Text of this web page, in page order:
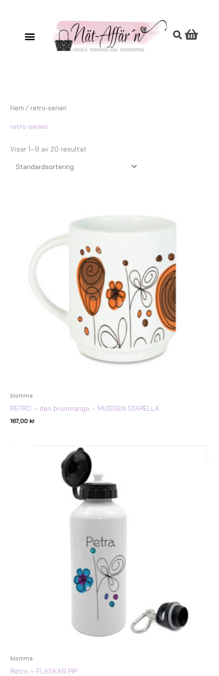
Hem / retro-serien
retro-serien
Visar 1–9 av 20 resultat
blomma
RETRO – den brunoranga – MUGGEN STAPELLA
167,00 kr
blomma
Retro – FLASKAN PIP